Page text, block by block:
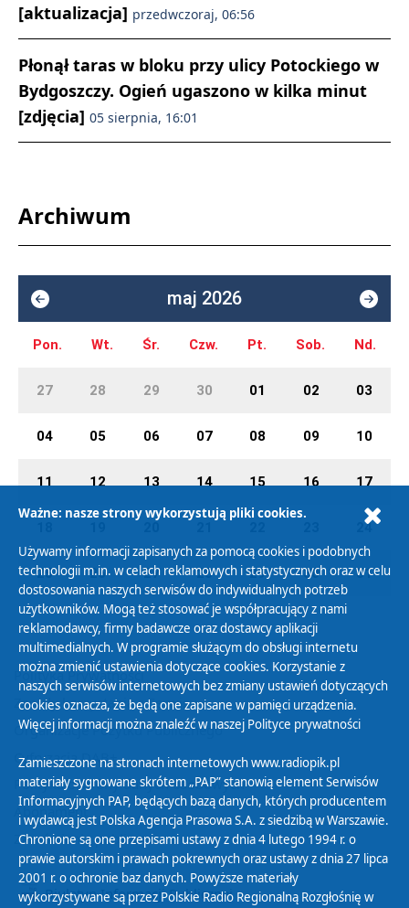
[aktualizacja] przedwczoraj, 06:56
Płonął taras w bloku przy ulicy Potockiego w
Bydgoszczy. Ogień ugaszono w kilka minut
[zdjęcia] 05 sierpnia, 16:01
Archiwum
maj 2026
Pon. Wt. Śr. Czw. Pt. Sob. Nd.
27 28 29 30 01 02 03
04 05 06 07 08 09 10
11 12 13 14 15 16 17
24
25 26 27 28 29 30 31
Polityka Prywatności
Zasady korzystania z Serwisu
Organizacje Pożytku Publicznego
Cyfryzacja DAB+
Polityka ochrony danych osobowych
Abonament
Zamówienia publiczne
Biuletyn Informacji Publicznej
Ważne: nasze strony wykorzystują pliki cookies.
Używamy informacji zapisanych za pomocą cookies i podobnych
technologii m.in. w celach reklamowych i statystycznych oraz w celu
dostosowania naszych serwisów do indywidualnych potrzeb
użytkowników. Mogą też stosować je współpracujący z nami
reklamodawcy, firmy badawcze oraz dostawcy aplikacji
multimedialnych. W programie służącym do obsługi internetu
można zmienić ustawienia dotyczące cookies. Korzystanie z
naszych serwisów internetowych bez zmiany ustawień dotyczących
cookies oznacza, że będą one zapisane w pamięci urządzenia.
Więcej informacji można znaleźć w naszej Polityce prywatności
Zamieszczone na stronach internetowych www.radiopik.pl
materiały sygnowane skrótem „PAP” stanowią element Serwisów
Informacyjnych PAP, będących bazą danych, których producentem
i wydawcą jest Polska Agencja Prasowa S.A. z siedzibą w Warszawie.
Chronione są one przepisami ustawy z dnia 4 lutego 1994 r. o
prawie autorskim i prawach pokrewnych oraz ustawy z dnia 27 lipca
2001 r. o ochronie baz danych. Powyższe materiały
wykorzystywane są przez Polskie Radio Regionalną Rozgłośnię w